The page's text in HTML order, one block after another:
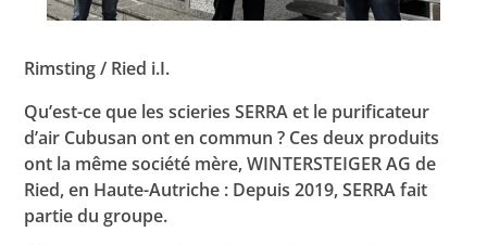
Rimsting / Ried i.I.
Qu’est-ce que les scieries SERRA et le purificateur
d’air Cubusan ont en commun ? Ces deux produits
ont la même société mère, WINTERSTEIGER AG de
Ried, en Haute-Autriche : Depuis 2019, SERRA fait
partie du groupe.